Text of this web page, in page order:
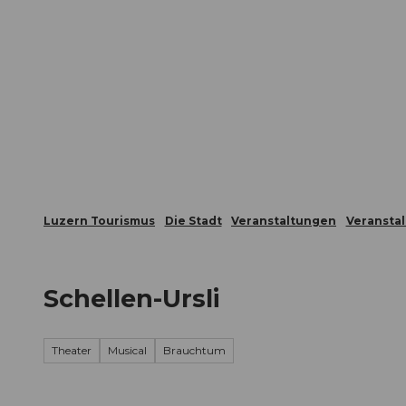
Luzern Tourismus Die Stadt Veranstaltungen
Schellen-Ursli
Theater Musical Brauchtum